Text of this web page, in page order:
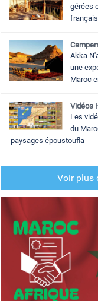
gérées
Akka
une
Maroc
Vidéos
Les
du
paysages époustoufla
Voir plus